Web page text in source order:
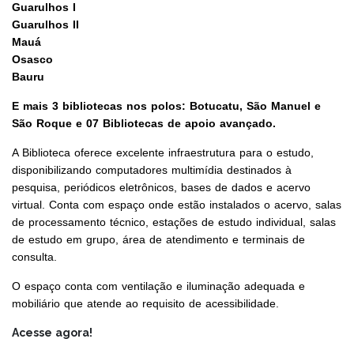
Guarulhos I
Guarulhos II
Mauá
Osasco
Bauru
E mais 3 bibliotecas nos polos: Botucatu, São Manuel e
São Roque e 07 Bibliotecas de apoio avançado.
A Biblioteca oferece excelente infraestrutura para o estudo,
disponibilizando computadores multimídia destinados à
pesquisa, periódicos eletrônicos, bases de dados e acervo
virtual. Conta com espaço onde estão instalados o acervo, salas
de processamento técnico, estações de estudo individual, salas
de estudo em grupo, área de atendimento e terminais de
consulta.
O espaço conta com ventilação e iluminação adequada e
mobiliário que atende ao requisito de acessibilidade.
Acesse agora!